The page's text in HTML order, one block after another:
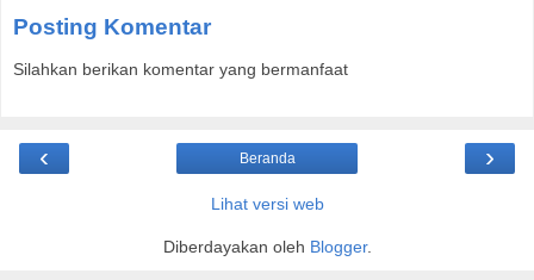
Posting Komentar
Silahkan berikan komentar yang bermanfaat
‹ ›
Beranda
Lihat versi web
Diberdayakan oleh Blogger.